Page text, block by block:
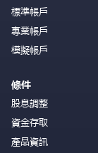
標準帳戶
專業帳戶
模擬帳戶
條件
股息調整
資金存取
產品資訊